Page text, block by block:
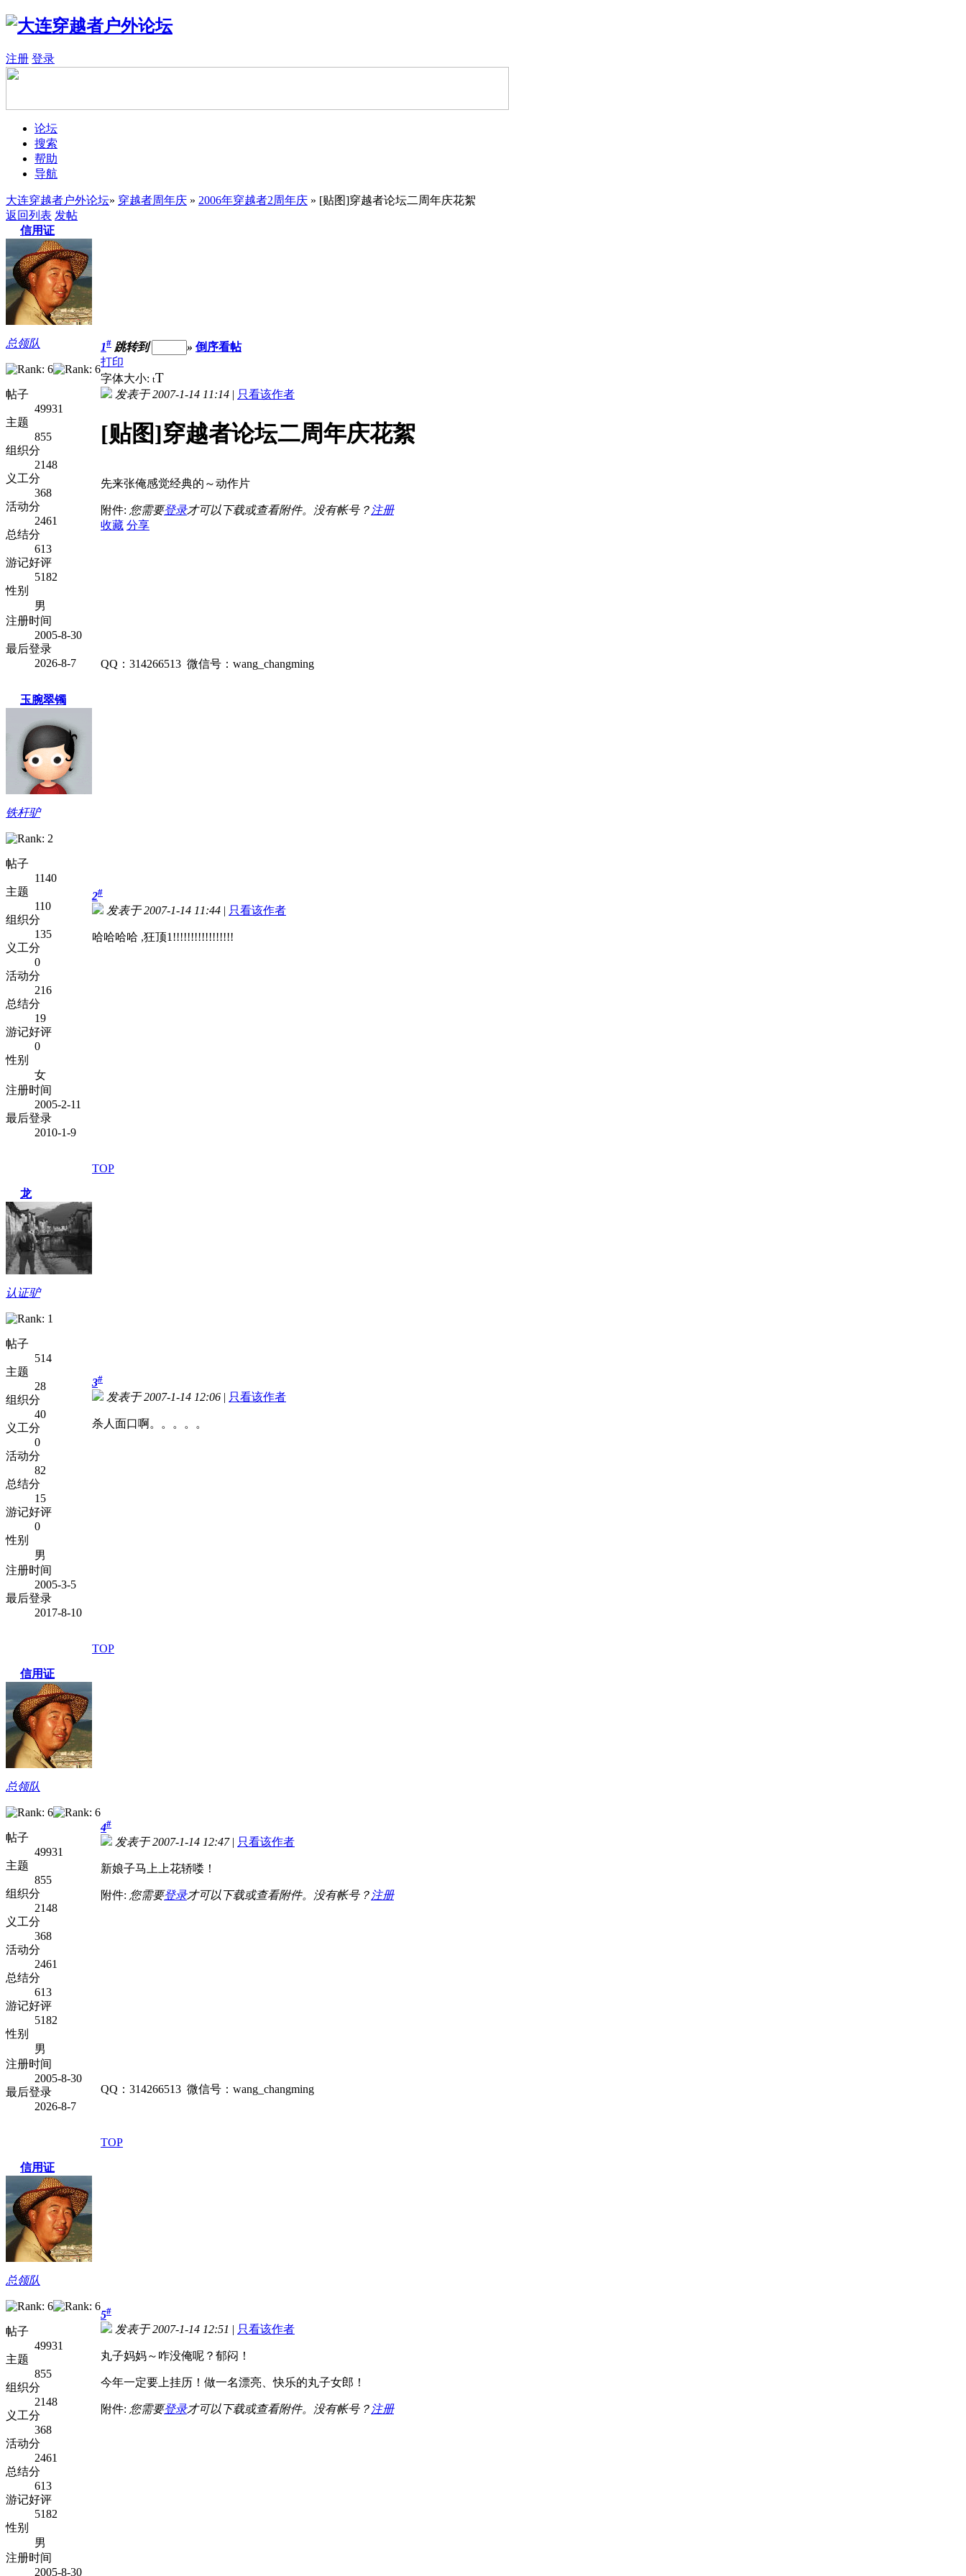
注册 登录
论坛
搜索
帮助
导航
大连穿越者户外论坛» 穿越者周年庆 » 2006年穿越者2周年庆 » [贴图]穿越者论坛二周年庆花絮
返回列表 发帖
信用证
总领队
帖子
49931
主题
855
组织分
2148
义工分
368
活动分
2461
总结分
613
游记好评
5182
性别
男
注册时间
2005-8-30
最后登录
2026-8-7
1# 跳转到 » 倒序看帖
打印
字体大小: tT
发表于 2007-1-14 11:14 | 只看该作者
[贴图]穿越者论坛二周年庆花絮
先来张俺感觉经典的～动作片
附件: 您需要登录才可以下载或查看附件。没有帐号？ 注册
收藏 分享
QQ：314266513 微信号：wang_changming
玉腕翠镯
铁杆驴
帖子
1140
主题
110
组织分
135
义工分
0
活动分
216
总结分
19
游记好评
0
性别
女
注册时间
2005-2-11
最后登录
2010-1-9
2#
发表于 2007-1-14 11:44 | 只看该作者
哈哈哈哈 ,狂顶1!!!!!!!!!!!!!!!!!
TOP
龙
认证驴
帖子
514
主题
28
组织分
40
义工分
0
活动分
82
总结分
15
游记好评
0
性别
男
注册时间
2005-3-5
最后登录
2017-8-10
3#
发表于 2007-1-14 12:06 | 只看该作者
杀人面口啊。。。。。
TOP
信用证
总领队
帖子
49931
主题
855
组织分
2148
义工分
368
活动分
2461
总结分
613
游记好评
5182
性别
男
注册时间
2005-8-30
最后登录
2026-8-7
4#
发表于 2007-1-14 12:47| 只看该作者
新娘子马上上花轿喽！
附件: 您需要登录才可以下载或查看附件。没有帐号？ 注册
QQ：314266513 微信号：wang_changming
TOP
信用证
总领队
帖子
49931
主题
855
组织分
2148
义工分
368
活动分
2461
总结分
613
游记好评
5182
性别
男
注册时间
2005-8-30
5#
发表于 2007-1-14 12:51 | 只看该作者
丸子妈妈～咋没俺呢？郁闷！
今年一定要上挂历！做一名漂亮、快乐的丸子女郎！
附件: 您需要登录才可以下载或查看附件。没有帐号？ 注册